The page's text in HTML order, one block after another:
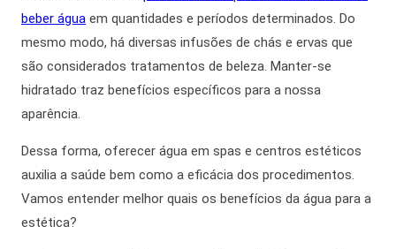
beber água em quantidades e períodos determinados. Do
mesmo modo, há diversas infusões de chás e ervas que
são considerados tratamentos de beleza. Manter-se
hidratado traz benefícios específicos para a nossa
aparência.
Dessa forma, oferecer água em spas e centros estéticos
auxilia a saúde bem como a eficácia dos procedimentos.
Vamos entender melhor quais os benefícios da água para a
estética?